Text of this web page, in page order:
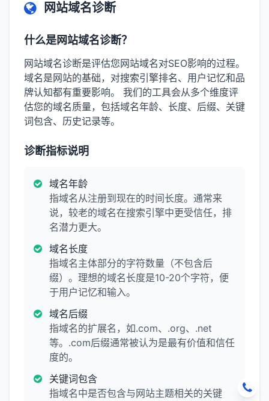
网站域名诊断
什么是网站域名诊断？
网站域名诊断是评估您网站域名对SEO影响的过程。
域名是网站的基础，对搜索引擎排名、用户记忆和品
牌认知都有重要影响。 我们的工具会从多个维度评
估您的域名质量，包括域名年龄、长度、后缀、关键
词包含、历史记录等。
诊断指标说明
域名年龄
指域名从注册到现在的时间长度。通常来
说，较老的域名在搜索引擎中更受信任，排
名潜力更大。
域名长度
指域名主体部分的字符数量（不包含后
缀）。理想的域名长度是10-20个字符，便
于用户记忆和输入。
域名后缀
指域名的扩展名，如.com、.org、.net
等。.com后缀通常被认为是最有价值和信任
度的。
关键词包含
指域名中是否包含与网站主题相关的关键